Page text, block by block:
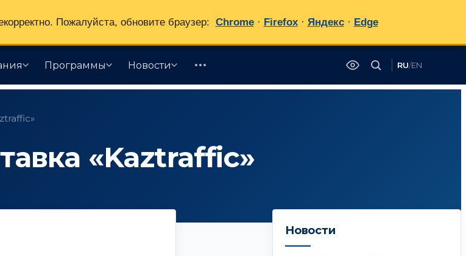
Программы Новости RU/EN
«Kaztraffic»
Новости
Пожалуйста, обновите браузер: Chrome · Firefox · Яндекс · Edge